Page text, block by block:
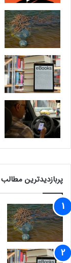
پربازدیدترین مطالب